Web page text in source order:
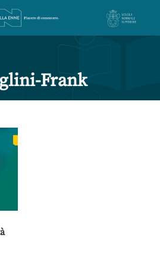
MONDO ANTICO
Frank